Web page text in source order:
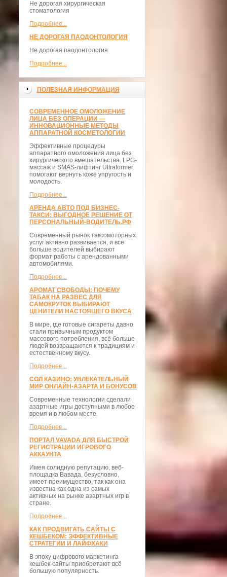
Не дорогая хирургическая
стоматология
Подробнее...
НЕ ДОРОГАЯ ПАОДОНТОЛОГИЯ
Не дорогая паодонтология
Подробнее...
ПОЛЕЗНАЯ ИНФОРМАЦИЯ
СОВРЕМЕННОЕ ОМОЛОЖЕНИЕ
ЛИЦА БЕЗ ОПЕРАЦИИ —
ИННОВАЦИОННЫЕ МЕТОДЫ
АППАРАТНОЙ КОСМЕТОЛОГИИ
Эффективные процедуры
аппаратного омоложения лица без
хирургического вмешательства. LPG-
массаж и SMAS-лифтинг Ultraformer
помогают вернуть коже упругость и
молодость.
Подробнее...
АРЕНДА АВТО ПОД БИЗНЕС-
ТАКСИ: ВЫГОДНОЕ РЕШЕНИЕ ОТ
ПЕРСОНАЛЬНЫЙ-ВОДИТЕЛЬ.РФ
Современный рынок таксомоторных
услуг активно развивается, и всё
больше водителей выбирают
формат работы с арендованными
автомобилями.
Подробнее...
АРОМАТ СВОБОДЫ: ПОЧЕМУ
ТАБАК НА РАЗВЕС ДЛЯ
САМОКРУТОК ВЫБИРАЮТ
ЦЕНИТЕЛИ НАСТОЯЩЕГО ВКУСА
В мире, где готовые сигареты давно
стали привычным продуктом
массового потребления, всё больше
людей возвращаются к традициям и
естественному вкусу.
Подробнее...
СОЛ КАЗИНО: УВЛЕКАТЕЛЬНЫЙ
МИР ОНЛАЙН-АЗАРТА И БОНУСОВ
Современные технологии сделали
азартные игры доступными в любое
время и в любом месте.
Подробнее...
ПОРТАЛ VAVADA ДЛЯ БЫСТРОЙ
РЕГИСТРАЦИИ ИГРОВОГО
АККАУНТА
Имея солидную репутацию, веб-
площадка Вавада, безусловно,
имеет преимущество, так как она
известна как одна из самых
активных на рынке азартных игр в
стране.
Подробнее...
КАК ПРОДВИГАТЬ САЙТЫ С
КЕШБЕКОМ: ЭФФЕКТИВНЫЕ
СТРАТЕГИИ И ЛАЙФХАКИ
В эпоху цифрового маркетинга
кешбек-сайты приобретают всё
большую популярность.